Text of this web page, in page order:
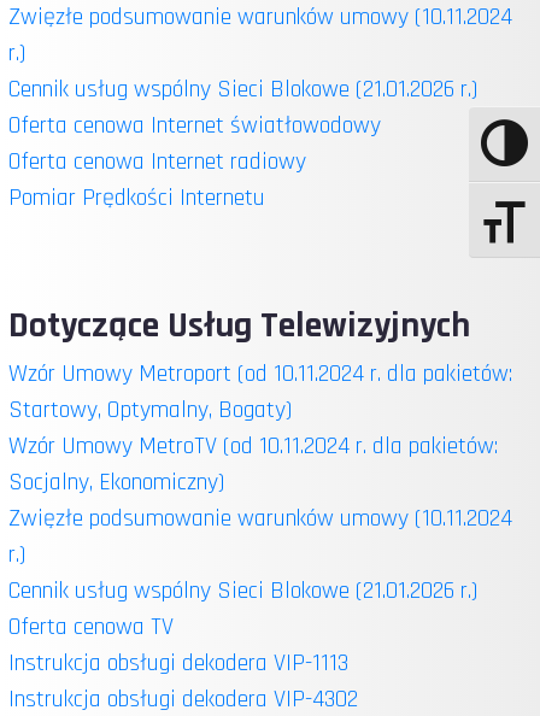
Zwięzłe podsumowanie warunków umowy (10.11.2024
r.)
Cennik usług wspólny Sieci Blokowe (21.01.2026 r.)
Oferta cenowa Internet światłowodowy
Oferta cenowa Internet radiowy
Pomiar Prędkości Internetu
Dotyczące Usług Telewizyjnych
Wzór Umowy Metroport (od 10.11.2024 r. dla pakietów:
Startowy, Optymalny, Bogaty)
Wzór Umowy MetroTV (od 10.11.2024 r. dla pakietów:
Socjalny, Ekonomiczny)
Zwięzłe podsumowanie warunków umowy (10.11.2024
r.)
Cennik usług wspólny Sieci Blokowe (21.01.2026 r.)
Oferta cenowa TV
Instrukcja obsługi dekodera VIP-1113
Instrukcja obsługi dekodera VIP-4302